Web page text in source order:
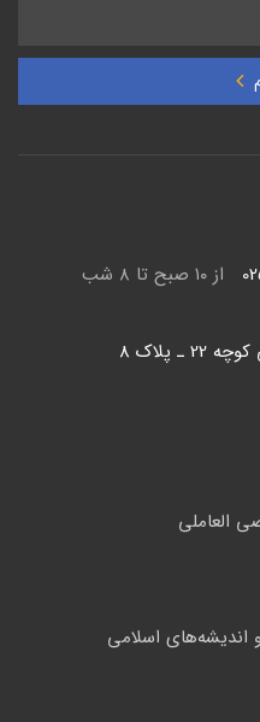
از ۱۰ صبح تا ۸ شب
پلاک 8
العاملی
اسلامی